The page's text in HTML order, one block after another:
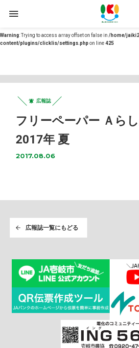
Warning
/home/jaiki2021/ja-iki.jp/
on line12
Warning: Trying to access array offset on false in /home/
content/plugins/clicklis/settings.php on line425
広報誌
フリーペーパー Ａら
2017年 夏
2017.08.06
広報誌一覧にもどる